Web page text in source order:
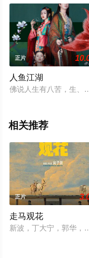
（1-4全集），手机
全就上星空电影网，
视猫或剧情网等平台
正片
人鱼江湖
佛说人生有八苦，生、
相关推荐
正片
走马观花
新波，丁大宁，郭华，